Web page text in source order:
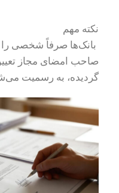
نکته مهم
بانک‌ها صرفاً شخصی را
صاحب امضای مجاز
گردیده، به رسمیت